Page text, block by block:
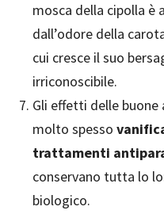
mosca della cipolla è
dall’odore della
cui cresce il suo
irriconoscibile.
Gli effetti delle
molto spesso
trattamenti
conservano tutta lo
biologico.